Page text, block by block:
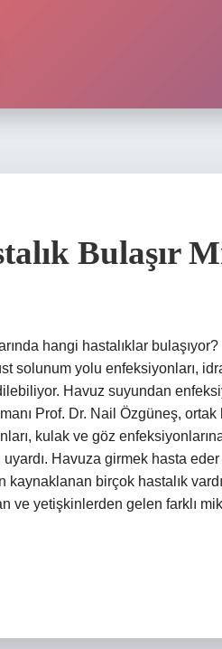
Bulaşır
hangi hastalıklar
solunum yolu enfeksiyonları,
Havuz suyundan
Prof. Dr. Nail Özgüneş, ortak
kulak ve göz
Havuza girmek hasta
birçok hastalık
ve yetişkinlerden gelen farklı